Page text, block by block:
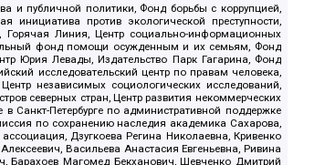
и публичной политики, Фонд борьбы с коррупцией,
против экологической преступности,
Линия, Центр социально-информационных
фонд помощи осужденным и их семьям, Фонд
Юрия Левады, Издательство Парк Гагарина, Фонд
исследовательский центр по правам человека,
независимых социологических исследований,
северных стран, Центр развития некоммерческих
Санкт-Петербурге по административной поддержке
по сохранению наследия академика Сахарова,
Дзугкоева Регина Николаевна, Кривенко
Васильева Анастасия Евгеньевна, Ривина
Барахоев Магомед Бекханович, Шевченко Дмитрий